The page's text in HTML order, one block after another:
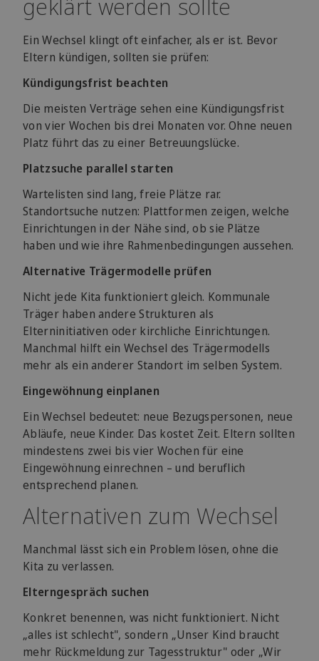
Ein Wechsel klingt oft einfacher, als er ist. Bevor
Eltern kündigen, sollten sie prüfen:
Kündigungsfrist beachten
Die meisten Verträge sehen eine Kündigungsfrist
von vier Wochen bis drei Monaten vor. Ohne neuen
Platz führt das zu einer Betreuungslücke.
Platzsuche parallel starten
Wartelisten sind lang, freie Plätze rar.
Standortsuche nutzen: Plattformen zeigen, welche
Einrichtungen in der Nähe sind, ob sie Plätze
haben und wie ihre Rahmenbedingungen aussehen.
Alternative Trägermodelle prüfen
Nicht jede Kita funktioniert gleich. Kommunale
Träger haben andere Strukturen als
Elterninitiativen oder kirchliche Einrichtungen.
Manchmal hilft ein Wechsel des Trägermodells
mehr als ein anderer Standort im selben System.
Eingewöhnung einplanen
Ein Wechsel bedeutet: neue Bezugspersonen, neue
Abläufe, neue Kinder. Das kostet Zeit. Eltern sollten
mindestens zwei bis vier Wochen für eine
Eingewöhnung einrechnen – und beruflich
entsprechend planen.
Alternativen zum Wechsel
Manchmal lässt sich ein Problem lösen, ohne die
Kita zu verlassen.
Elterngespräch suchen
Konkret benennen, was nicht funktioniert. Nicht
„alles ist schlecht", sondern „Unser Kind braucht
mehr Rückmeldung zur Tagesstruktur" oder „Wir